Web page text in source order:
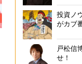
投資ノ
がカブ
戸松信
せ！